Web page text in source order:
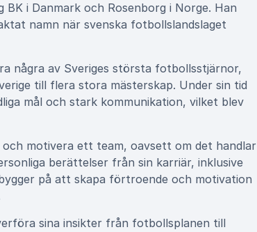
i Danmark och Rosenborg i Norge. Han
namn när svenska fotbollslandslaget
några av Sveriges största fotbollsstjärnor,
till flera stora mästerskap. Under sin tid
mål och stark kommunikation, vilket blev
motivera ett team, oavsett om det handlar
berättelser från sin karriär, inklusive
på att skapa förtroende och motivation
sina insikter från fotbollsplanen till